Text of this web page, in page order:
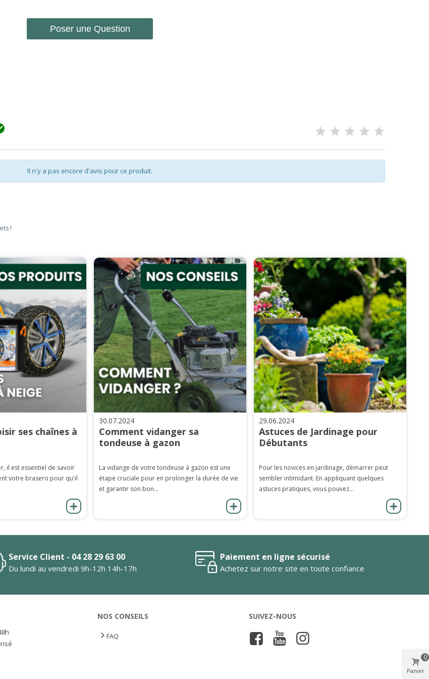
Poser une Question
Il n'y a pas encore d'avis pour ce produit.
!
ses chaînes à
il est essentiel de savoir
votre brasero pour qu'il
30.07.2024
Comment vidanger sa
tondeuse à gazon
La vidange de votre tondeuse à gazon est une
étape cruciale pour en prolonger la durée de vie
et garantir son bon...
29.06.2024
Astuces de Jardinage pour
Débutants
Pour les novices en jardinage, démarrer peut
sembler intimidant. En appliquant quelques
astuces pratiques, vous pouvez...
Service Client - 04 28 29 63 00
Du lundi au vendredi 9h-12h 14h-17h
Paiement en ligne sécurisé
Achetez sur notre site en toute confiance
NOS CONSEILS
FAQ
SUIVEZ-NOUS
Panier
0